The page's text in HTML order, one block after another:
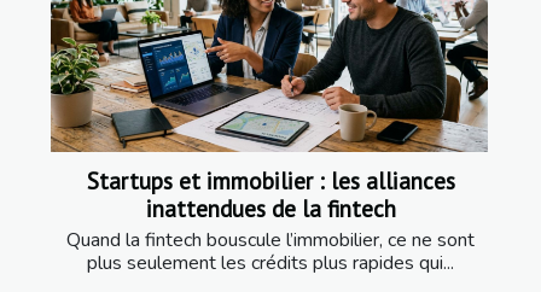
Startups et immobilier : les alliances
inattendues de la fintech
Quand la fintech bouscule l’immobilier, ce ne sont
plus seulement les crédits plus rapides qui...